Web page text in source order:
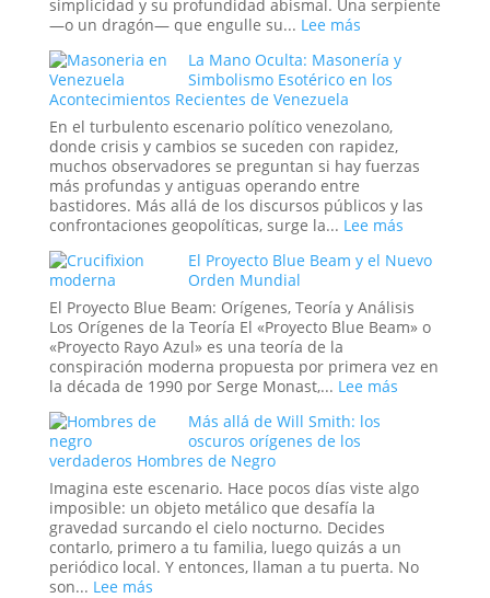
simplicidad y su profundidad abismal. Una serpiente
—o un dragón— que engulle su... Lee más:
El
Símbolo
Tiempo
Infinito
y
Ciclo
Eterno
la
La Mano Oculta: Masonería y
Simbolismo Esotérico en los
Acontecimientos Recientes de Venezuela
En el turbulento escenario político venezolano,
donde crisis y cambios se suceden con rapidez,
muchos observadores se preguntan si hay fuerzas
más profundas y antiguas operando entre
bastidores. Más allá de los discursos públicos y las
confrontaciones geopolíticas, surge la... Lee más:
Mano
Masonería
y
Esotérico
Venezuela
El Proyecto Blue Beam y el Nuevo
Orden Mundial
El Proyecto Blue Beam: Orígenes, Teoría y Análisis
Los Orígenes de la Teoría El «Proyecto Blue Beam» o
«Proyecto Rayo Azul» es una teoría de la
conspiración moderna propuesta por primera vez en
la década de 1990 por Serge Monast,... Lee más:
y
el
Orden
Mundial
Más allá de Will Smith: los
oscuros orígenes de los
verdaderos Hombres de Negro
Imagina este escenario. Hace pocos días viste algo
imposible: un objeto metálico que desafía la
gravedad surcando el cielo nocturno. Decides
contarlo, primero a tu familia, luego quizás a un
periódico local. Y entonces, llaman a tu puerta. No
son... Lee más: